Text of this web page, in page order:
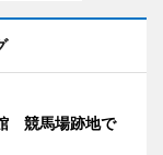
競馬場跡地で